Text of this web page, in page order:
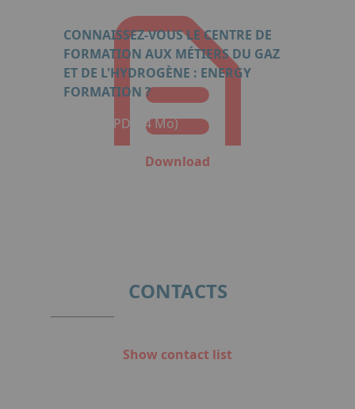
CONNAISSEZ-VOUS LE CENTRE DE
FORMATION AUX MÉTIERS DU GAZ
ET DE L'HYDROGÈNE : ENERGY
FORMATION ?
Format: PDF (4 Mo)
Download
CONTACTS
Show contact list